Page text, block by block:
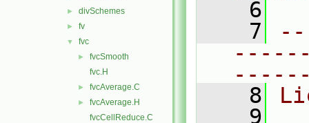
► divSchemes
► fv
▼ fvc
►
fvcSmooth
fvc.H
► fvcAverage.C
►
fvcAverage.H
fvcCellReduce.C
    6
    7
    8
    9